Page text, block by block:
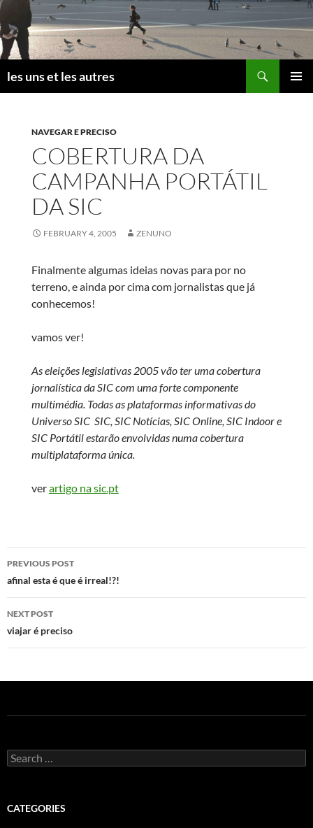
Skip
to
content
les uns et les autres
NAVEGAR E PRECISO
COBERTURA DA
CAMPANHA PORTÁTIL
DA SIC
FEBRUARY 4, 2005 ZENUNO
Finalmente algumas ideias novas para por no
terreno, e ainda por cima com jornalistas que já
conhecemos!
vamos ver!
As eleições legislativas 2005 vão ter uma cobertura
jornalística da SIC com uma forte componente
multimédia. Todas as plataformas informativas do
Universo SIC  SIC, SIC Notícias, SIC Online, SIC Indoor e
SIC Portátil estarão envolvidas numa cobertura
multiplataforma única.
verartigo na sic.pt
Post
navigation
PREVIOUS POST
afinal esta é que é irreal!?!
NEXT POST
viajar é preciso
Search
for:
CATEGORIES